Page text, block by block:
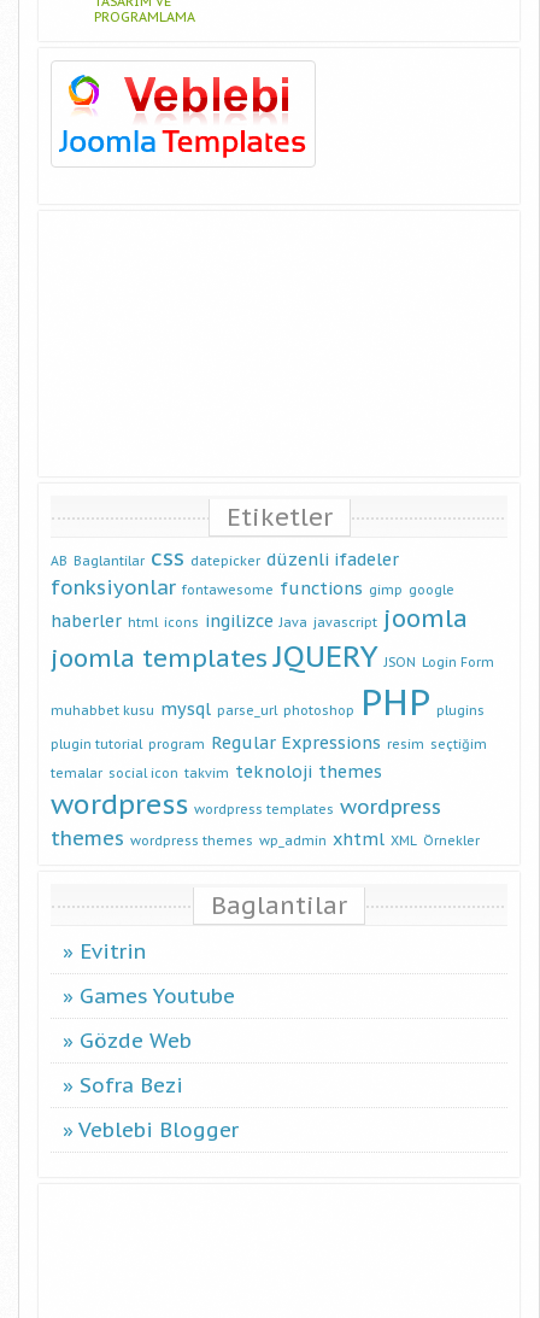
PROGRAMLAMA
Etiketler
AB Baglantilar css datepicker düzenli ifadeler
fonksiyonlar fontawesome functions gimp google
haberler html icons ingilizce Java javascript joomla
joomla templates JQUERY JSON Login Form
muhabbet kusu mysql parse_url photoshop PHP plugins
plugin tutorial program Regular Expressions resim seçtiğim
temalar social icon takvim teknoloji themes
wordpress wordpress templates wordpress
themes wordpress themes wp_admin xhtml XML Örnekler
Baglantilar
Evitrin
Games Youtube
Gözde Web
Sofra Bezi
Veblebi Blogger